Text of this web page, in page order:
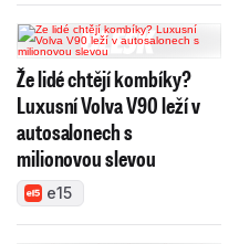
Že lidé chtějí kombíky?
Luxusní Volva V90 leží v
autosalonech s
milionovou slevou
e15